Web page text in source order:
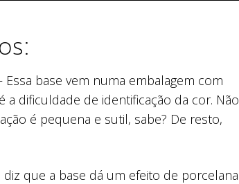
Essa base vem numa embalagem com
a dificuldade de identificação da cor. Não
é pequena e sutil, sabe? De resto,
diz que a base dá um efeito de porcelana